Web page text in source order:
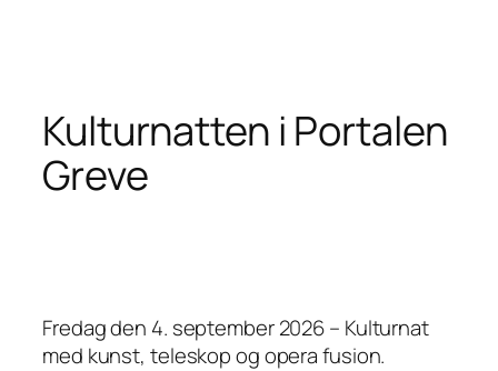
Kulturnatten i Portalen
Greve
Fredag den 4. september 2026 – Kulturnat
med kunst, teleskop og opera fusion.